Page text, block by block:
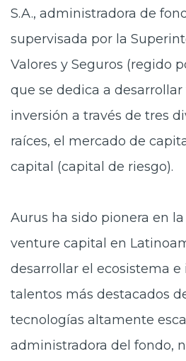
S.A., administradora de
supervisada por la
Valores y Seguros (regido
que se dedica a desarrollar
inversión a través de tres
raíces, el mercado de
capital (capital de riesgo).
Aurus ha sido pionera en
venture capital en
desarrollar el ecosistema e
talentos más destacados
tecnologías altamente
administradora del fondo,